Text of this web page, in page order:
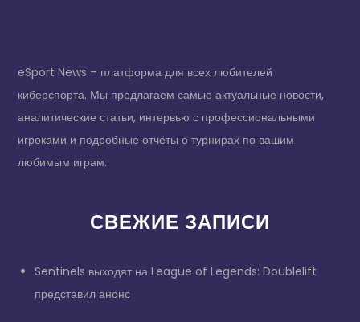
eSport News – платформа для всех любителей
киберспорта. Мы предлагаем самые актуальные новости,
аналитические статьи, интервью с профессиональными
игроками и подробные отчёты о турнирах по вашим
любимым играм.
СВЕЖИЕ ЗАПИСИ
Sentinels выходят на League of Legends: Doublelift
представил анонс